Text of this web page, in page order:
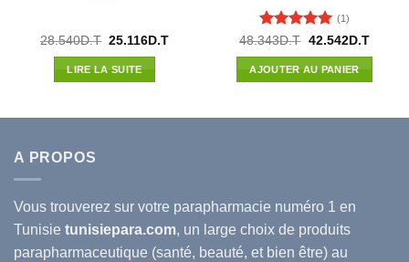
28.540D.T Le
initial
était :
25.116 D.TLe
LIRE LA SUITE
Note5 sur
5
(1)
48.343D.T Le
initial
était :
42.542D.TLe
AJOUTER AU PANIER
A PROPOS
Vous trouverez sur votre parapharmacie numéro 1 en
Tunisie tunisiepara.com, un large choix de produits
parapharmaceutique (santé, beauté, et bien être) au